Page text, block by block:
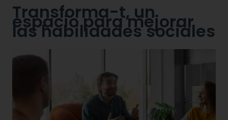
Transforma-t, un
espacio para mejorar
las habilidades sociales